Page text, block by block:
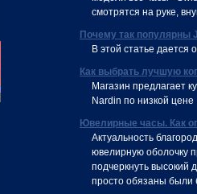
смотрятся на руке,
Почему так популярны
В этой статье дается
Как выбрать лучшую
Магазин предлагает
Nardin по низкой цене
Ювелирные часы. Как
Актуальность
ювелирную оболочку
подчеркнуть высокий
просто обязаны были